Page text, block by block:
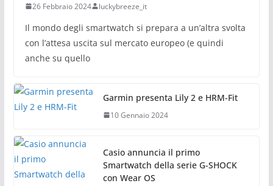
26 Febbraio 2024 luckybreeze_it
Il mondo degli smartwatch si prepara a un’altra svolta
con l’attesa uscita sul mercato europeo (e quindi
anche su quello
Garmin presenta Lily 2 e HRM-Fit
10 Gennaio 2024
Casio annuncia il primo
Smartwatch della serie G-SHOCK
con Wear OS